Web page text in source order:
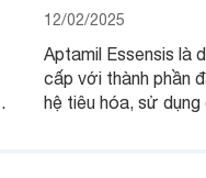
12/02/2025
Aptamil Essensis là
cấp với thành phần
hệ tiêu hóa, sử